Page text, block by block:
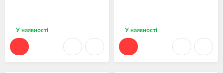
У наявності У наявності